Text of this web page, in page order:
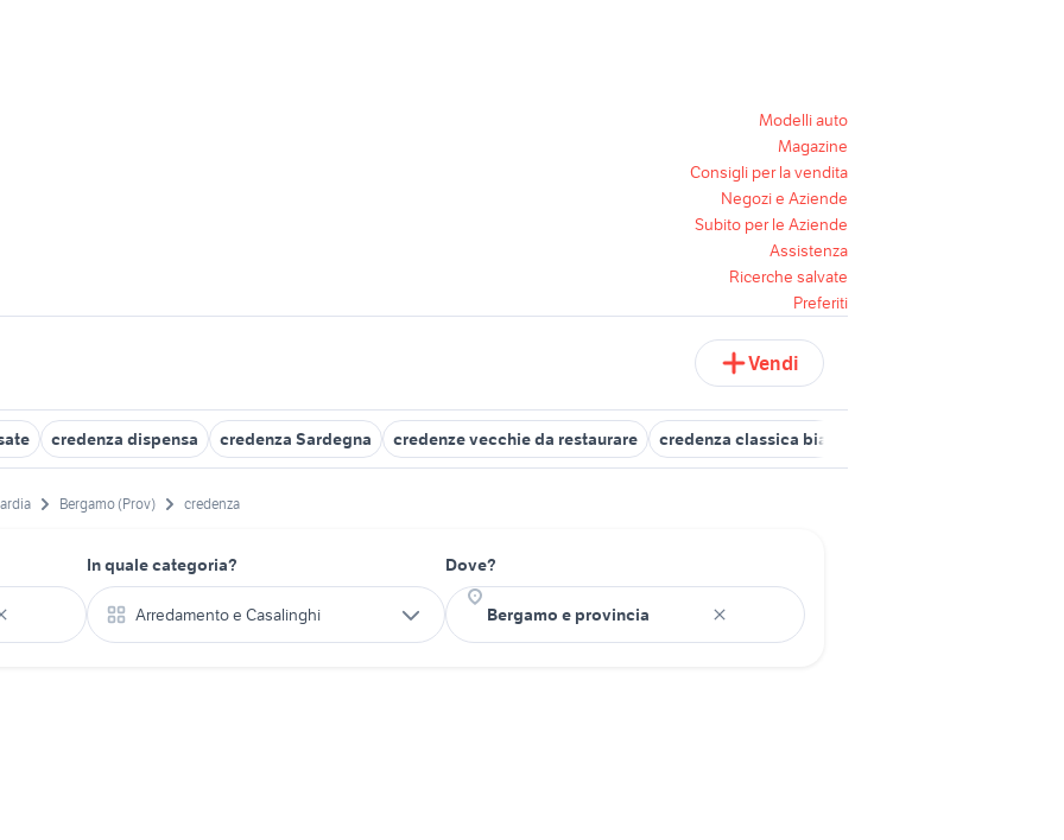
Modelli auto
Magazine
Consigli per la vendita
Negozi e Aziende
Subito per le Aziende
Assistenza
Ricerche salvate
Preferiti
Vendi
credenza dispensa credenza Sardegna credenze vecchie da restaurare credenza classica bianca
Bergamo (Prov) credenza
In quale categoria?
Arredamento e Casalinghi
Dove?